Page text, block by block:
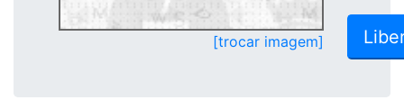
[trocar imagem]